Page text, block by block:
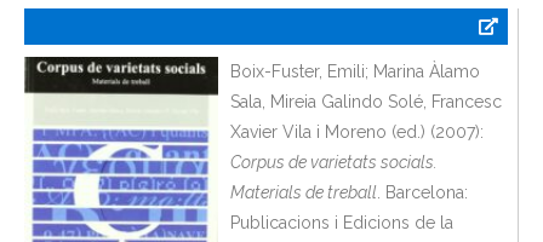
Boix-Fuster, Emili; Marina Àlamo
Sala, Mireia Galindo Solé, Francesc
Xavier Vila i Moreno (ed.) (2007):
Corpus de varietats socials.
Materials de treball. Barcelona:
Publicacions i Edicions de la